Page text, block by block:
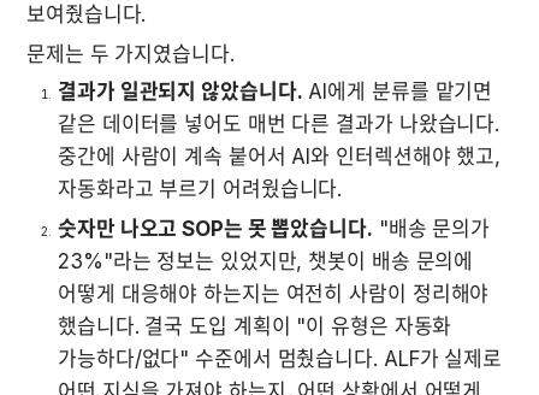
보여줬습니다.
문제는 두 가지였습니다.
결과가 일관되지 않았습니다. AI에게 분류를 맡기면
같은 데이터를 넣어도 매번 다른 결과가 나왔습니다.
중간에 사람이 계속 붙어서 AI와 인터렉션해야 했고,
자동화라고 부르기 어려웠습니다.
숫자만 나오고 SOP는 못 뽑았습니다. "배송 문의가
23%"라는 정보는 있었지만, 챗봇이 배송 문의에
어떻게 대응해야 하는지는 여전히 사람이 정리해야
했습니다. 결국 도입 계획이 "이 유형은 자동화
가능하다/없다" 수준에서 멈췄습니다. ALF가 실제로